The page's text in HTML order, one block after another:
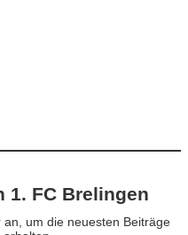
1. FC Brelingen
um die neuesten Beiträge